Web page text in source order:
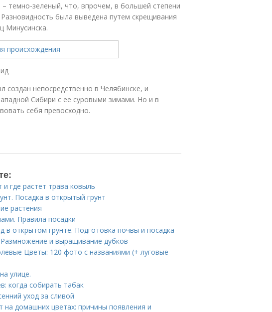
темно-зеленый, что, впрочем, в большей степени
была выведена путем скрещивания
Минусинска.
создан непосредственно в Челябинске, и
Сибири с ее суровыми зимами. Но и в
себя превосходно.
где растет трава ковыль
Посадка в открытый грунт
растения
Правила посадки
в открытом грунте. Подготовка почвы и посадка
и выращивание дубков
Цветы: 120 фото с названиями (+ луговые
улице.
когда собирать табак
уход за сливой
на домашних цветах: причины появления и